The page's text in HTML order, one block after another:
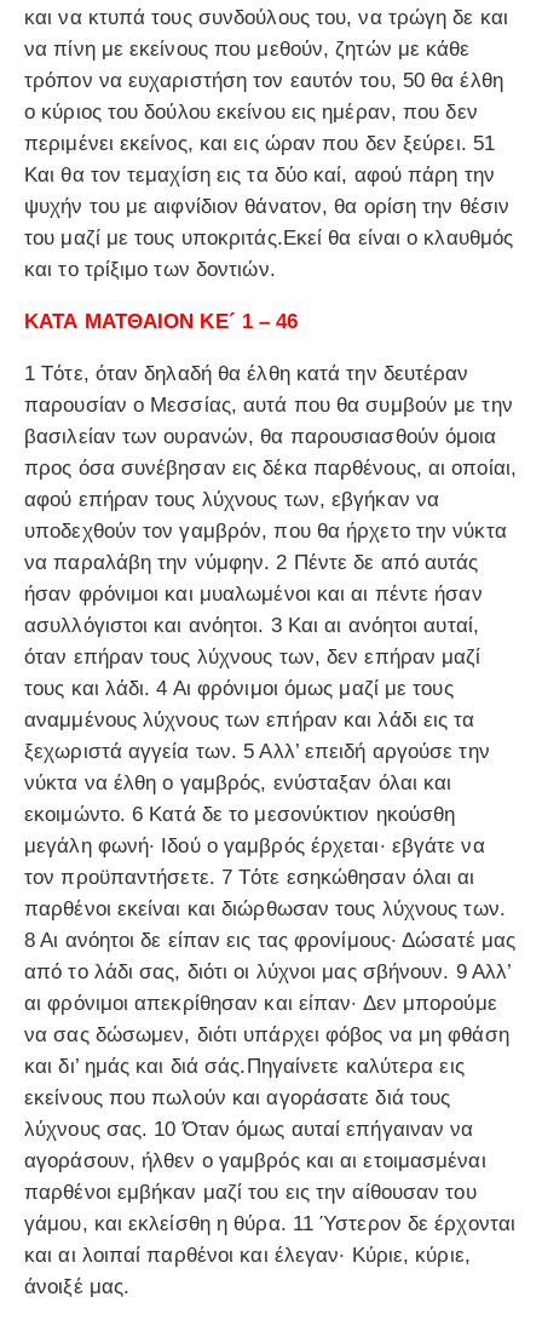
και να κτυπά τους συνδούλους του, να τρώγη δε και
να πίνη με εκείνους που μεθούν, ζητών με κάθε
τρόπον να ευχαριστήση τον εαυτόν του, 50 θα έλθη
ο κύριος του δούλου εκείνου εις ημέραν, που δεν
περιμένει εκείνος, και εις ώραν που δεν ξεύρει. 51
Και θα τον τεμαχίση εις τα δύο καί, αφού πάρη την
ψυχήν του με αιφνίδιον θάνατον, θα ορίση την θέσιν
του μαζί με τους υποκριτάς.Εκεί θα είναι ο κλαυθμός
και το τρίξιμο των δοντιών.
ΚΑΤΑ ΜΑΤΘΑΙΟΝ ΚΕ´ 1 – 46
1 Τότε, όταν δηλαδή θα έλθη κατά την δευτέραν
παρουσίαν ο Μεσσίας, αυτά που θα συμβούν με την
βασιλείαν των ουρανών, θα παρουσιασθούν όμοια
προς όσα συνέβησαν εις δέκα παρθένους, αι οποίαι,
αφού επήραν τους λύχνους των, εβγήκαν να
υποδεχθούν τον γαμβρόν, που θα ήρχετο την νύκτα
να παραλάβη την νύμφην. 2 Πέντε δε από αυτάς
ήσαν φρόνιμοι και μυαλωμένοι και αι πέντε ήσαν
ασυλλόγιστοι και ανόητοι. 3 Και αι ανόητοι αυταί,
όταν επήραν τους λύχνους των, δεν επήραν μαζί
τους και λάδι. 4 Αι φρόνιμοι όμως μαζί με τους
αναμμένους λύχνους των επήραν και λάδι εις τα
ξεχωριστά αγγεία των. 5 Αλλ’ επειδή αργούσε την
νύκτα να έλθη ο γαμβρός, ενύσταξαν όλαι και
εκοιμώντο. 6 Κατά δε το μεσονύκτιον ηκούσθη
μεγάλη φωνή· Ιδού ο γαμβρός έρχεται· εβγάτε να
τον προϋπαντήσετε. 7 Τότε εσηκώθησαν όλαι αι
παρθένοι εκείναι και διώρθωσαν τους λύχνους των.
8 Αι ανόητοι δε είπαν εις τας φρονίμους· Δώσατέ μας
από το λάδι σας, διότι οι λύχνοι μας σβήνουν. 9 Αλλ’
αι φρόνιμοι απεκρίθησαν και είπαν· Δεν μπορούμε
να σας δώσωμεν, διότι υπάρχει φόβος να μη φθάση
και δι’ ημάς και διά σάς.Πηγαίνετε καλύτερα εις
εκείνους που πωλούν και αγοράσατε διά τους
λύχνους σας. 10 Όταν όμως αυταί επήγαιναν να
αγοράσουν, ήλθεν ο γαμβρός και αι ετοιμασμέναι
παρθένοι εμβήκαν μαζί του εις την αίθουσαν του
γάμου, και εκλείσθη η θύρα. 11 Ύστερον δε έρχονται
και αι λοιπαί παρθένοι και έλεγαν· Κύριε, κύριε,
άνοιξέ μας.